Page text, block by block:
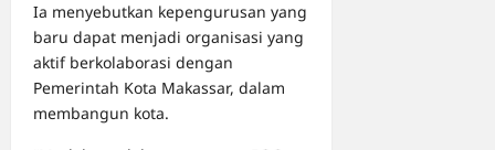
Ia menyebutkan kepengurusan yang
baru dapat menjadi organisasi yang
aktif berkolaborasi dengan
Pemerintah Kota Makassar, dalam
membangun kota.